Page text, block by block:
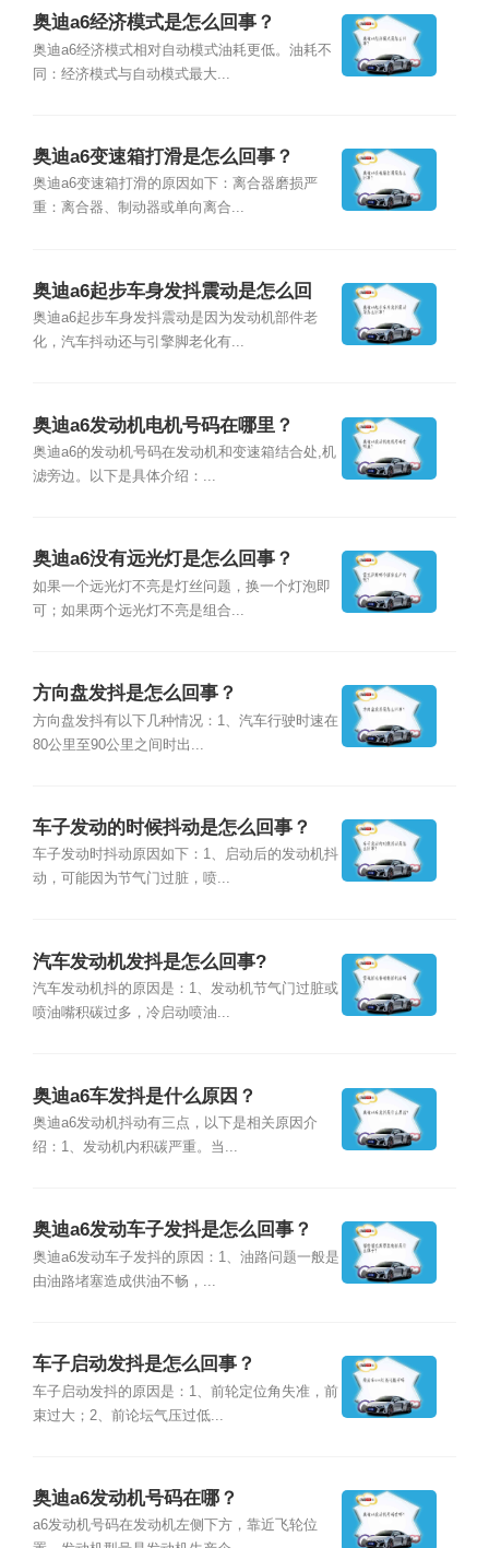
奥迪a6经济模式是怎么回事？
奥迪a6经济模式相对自动模式油耗更低。油耗不
同：经济模式与自动模式最大...
奥迪a6变速箱打滑是怎么回事？
奥迪a6变速箱打滑的原因如下：离合器磨损严
重：离合器、制动器或单向离合...
奥迪a6起步车身发抖震动是怎么回
事？
奥迪a6起步车身发抖震动是因为发动机部件老
化，汽车抖动还与引擎脚老化有...
奥迪a6发动机电机号码在哪里？
奥迪a6的发动机号码在发动机和变速箱结合处,机
滤旁边。以下是具体介绍：...
奥迪a6没有远光灯是怎么回事？
如果一个远光灯不亮是灯丝问题，换一个灯泡即
可；如果两个远光灯不亮是组合...
方向盘发抖是怎么回事？
方向盘发抖有以下几种情况：1、汽车行驶时速在
80公里至90公里之间时出...
车子发动的时候抖动是怎么回事？
车子发动时抖动原因如下：1、启动后的发动机抖
动，可能因为节气门过脏，喷...
汽车发动机发抖是怎么回事?
汽车发动机抖的原因是：1、发动机节气门过脏或
喷油嘴积碳过多，冷启动喷油...
奥迪a6车发抖是什么原因？
奥迪a6发动机抖动有三点，以下是相关原因介
绍：1、发动机内积碳严重。当...
奥迪a6发动车子发抖是怎么回事？
奥迪a6发动车子发抖的原因：1、油路问题一般是
由油路堵塞造成供油不畅，...
车子启动发抖是怎么回事？
车子启动发抖的原因是：1、前轮定位角失准，前
束过大；2、前论坛气压过低...
奥迪a6发动机号码在哪？
a6发动机号码在发动机左侧下方，靠近飞轮位